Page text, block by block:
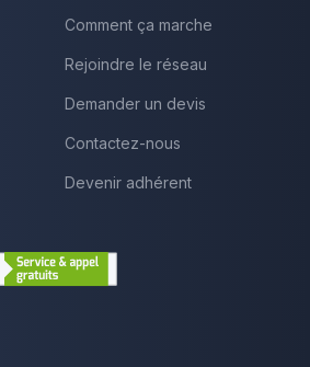
Comment ça marche
Rejoindre le réseau
Demander un devis
Contactez-nous
Devenir adhérent